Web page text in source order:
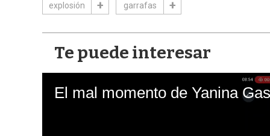
explosión garrafas
Te puede interesar